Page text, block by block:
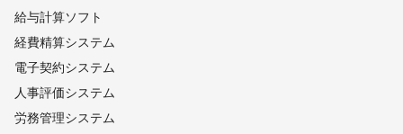
給与計算ソフト
経費精算システム
電子契約システム
人事評価システム
労務管理システム